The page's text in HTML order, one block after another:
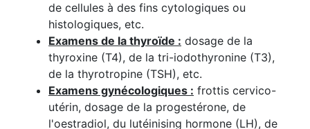
de cellules à des fins cytologiques ou
histologiques, etc.
Examens de la thyroïde : dosage de la
thyroxine (T4), de la tri-iodothyronine (T3),
de la thyrotropine (TSH), etc.
Examens gynécologiques : frottis cervico-
utérin, dosage de la progestérone, de
l'oestradiol, du lutéinising hormone (LH), de